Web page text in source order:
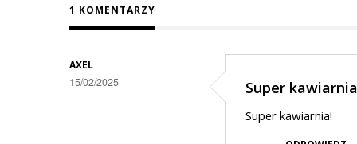
1 KOMENTARZY
AXEL
15/02/2025 Super
Super kawiarnia!